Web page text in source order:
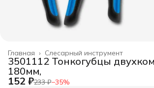
Слесарный инструмент
Главная ›
3501112 Тонкогубцы
180мм,
152 ₽233 ₽−35%